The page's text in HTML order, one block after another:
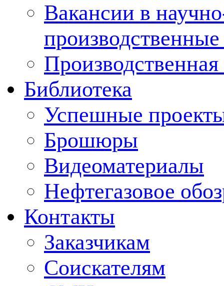
Вакансии в
Производственная
Библиотека
Успешные
Брошюры
Видеоматериалы
Нефтегазовое
Контакты
Заказчикам
Соискателям